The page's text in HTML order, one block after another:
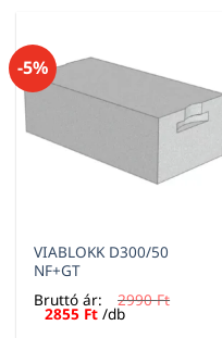
-5%
VIABLOKK D300/50
NF+GT
Bruttó ár:
2990Ft
Original
price
2855 FtCurrent
price
/db